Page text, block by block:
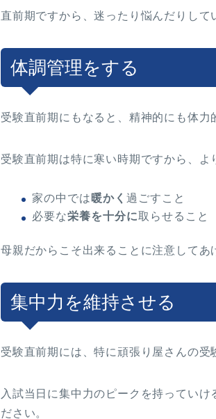
直前期ですから、迷ったり悩んだりして
体調管理をする
受験直前期にもなると、精神的にも体力
受験直前期は特に寒い時期ですから、よ
家の中では 暖かく 過ごすこと
必要な栄養を十分に取らせること
母親だからこそ出来ることに注意してあ
集中力を維持させる
受験直前期には、特に頑張り屋さんの受
入試当日に集中力のピークを持っていけ
ださい。